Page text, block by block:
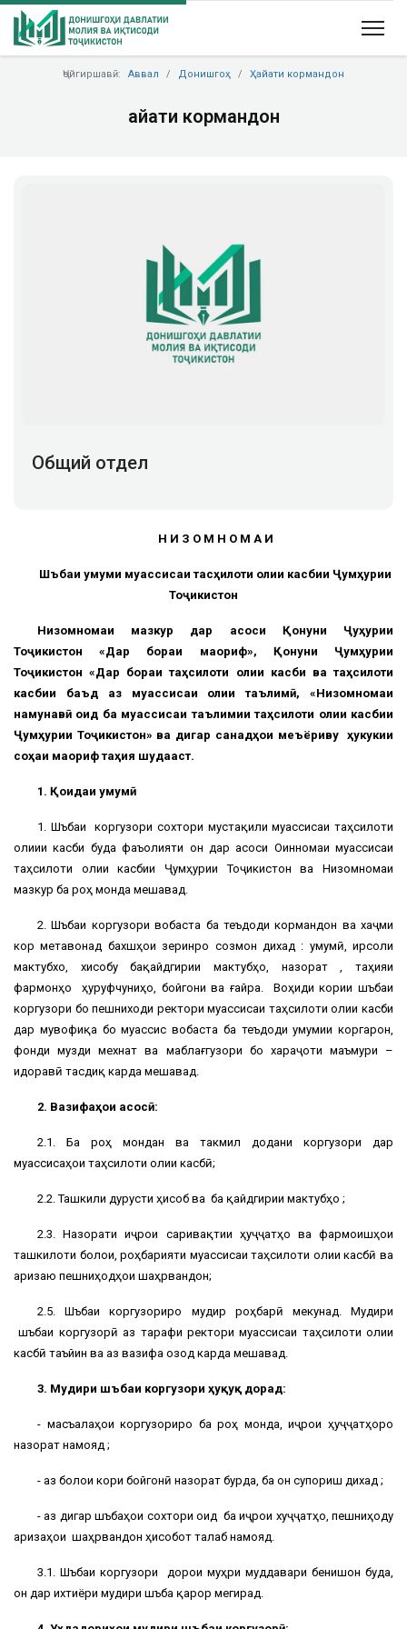
Ҷойгиршавӣ: Аввал Донишгоҳ Ҳайати кормандон
Ҳайати кормандон
Общий отдел
Н И З О М Н О М А И
Шӯъбаи умуми муассисаи тасҳилоти олии касбии Ҷумҳурии
Тоҷикистон
Низомномаи мазкур дар асоси Қонуни Ҷуҳурии
Тоҷикистон «Дар бораи маориф», Қонуни Ҷумҳурии
Тоҷикистон «Дар бораи таҳсилоти олии касби ва таҳсилоти
касбии баъд аз муассисаи олии таълимӣ, «Низомномаи
намунавӣ оид ба муассисаи таълимии таҳсилоти олии касбии
Ҷумҳурии Тоҷикистон» ва дигар санадҳои меъёриву ҳукукии
соҳаи маориф таҳия шудааст.
1. Қоидаи умумӣ
1. Шӯъбаи коргузори сохтори мустақили муассисаи таҳсилоти
олиии касби буда фаъолияти он дар асоси Оинномаи муассисаи
таҳсилоти олии касбии Ҷумҳурии Тоҷикистон ва Низомномаи
мазкур ба роҳ монда мешавад.
2. Шӯъбаи коргузори вобаста ба теъдоди кормандон ва хаҷми
кор метавонад бахшҳои зеринро созмон дихад : умумӣ, ирсоли
мактубхо, хисобу бақайдгирии мактубҳо, назорат , таҳияи
фармонҳо ҳуруфчуниҳо, бойгони ва ғайра. Воҳиди кории шӯъбаи
коргузори бо пешниходи ректори муассисаи таҳсилоти олии касби
дар мувофиқа бо муассис вобаста ба теъдоди умумии коргарон,
фонди музди мехнат ва маблағгузори бо хараҷоти маъмури –
идоравӣ тасдиқ карда мешавад.
2. Вазифаҳои асосӣ:
2.1. Ба роҳ мондан ва такмил додани коргузори дар
муассисаҳои таҳсилоти олии касбӣ;
2.2. Ташкили дурусти ҳисоб ва ба қайдгирии мактубҳо ;
2.3. Назорати иҷрои саривақтии ҳуҷҷатҳо ва фармоишҳои
ташкилоти болои, роҳбарияти муассисаи таҳсилоти олии касбӣ ва
аризаю пешниҳодҳои шаҳрвандон;
2.5. Шӯъбаи коргузориро мудир роҳбарӣ мекунад. Мудири
шӯъбаи коргузорӣ аз тарафи ректори муассисаи таҳсилоти олии
касбӣ таъйин ва аз вазифа озод карда мешавад.
3. Мудири шӯъбаи коргузори ҳуқуқ дорад:
- масъалаҳои коргузориро ба роҳ монда, иҷрои ҳуҷҷатҳоро
назорат намояд ;
- аз болои кори бойгонӣ назорат бурда, ба он супориш дихад ;
- аз дигар шӯъбаҳои сохтори оид ба иҷрои хуҷҷатҳо, пешниҳоду
аризаҳои шаҳрвандон ҳисобот талаб намояд.
3.1. Шӯъбаи коргузори дорои муҳри муддавари бенишон буда,
он дар ихтиёри мудири шӯъба қарор мегирад.